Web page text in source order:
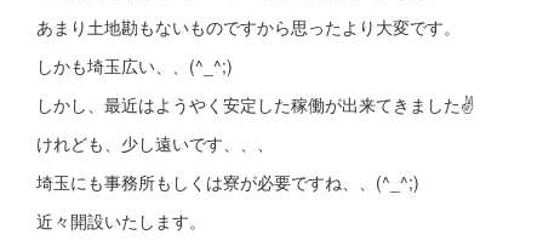
あまり土地勘もないものですから思ったより大変です。
しかも埼玉広い、、(^_^;)
しかし、最近はようやく安定した稼働が出来てきました✌
けれども、少し遠いです、、、
埼玉にも事務所もしくは寮が必要ですね、、(^_^;)
近々開設いたします。